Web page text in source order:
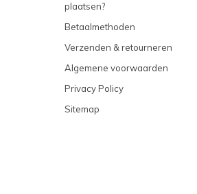
plaatsen?
Betaalmethoden
Verzenden & retourneren
Algemene voorwaarden
Privacy Policy
Sitemap